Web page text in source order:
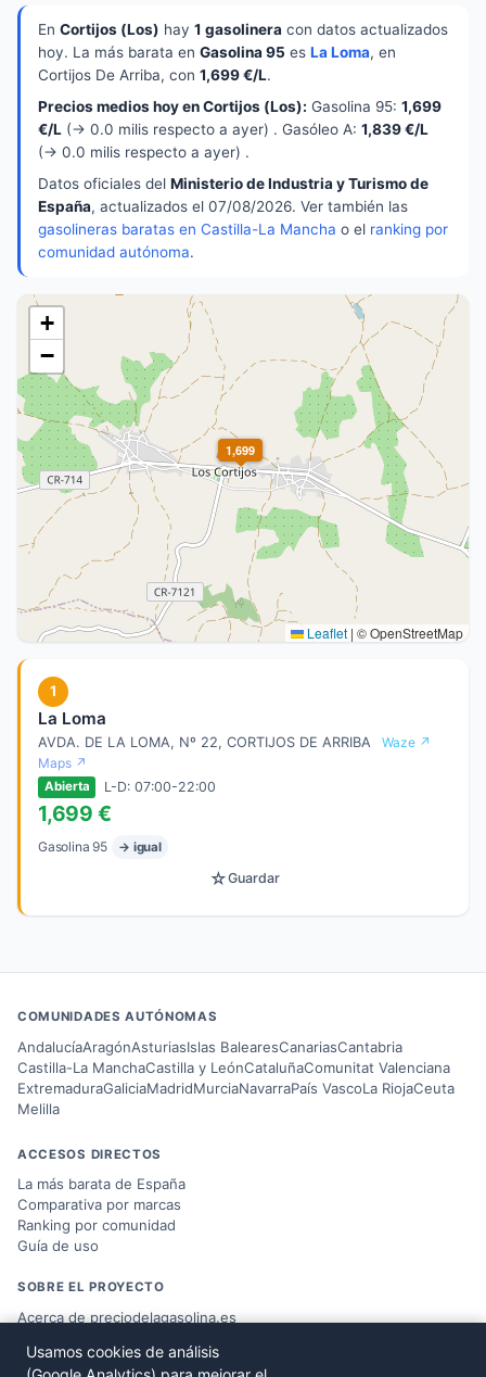
En Cortijos (Los) hay 1 gasolinera con datos actualizados
hoy. La más barata en Gasolina 95 es La Loma, en
Cortijos De Arriba, con 1,699 €/L.
Precios medios hoy en Cortijos (Los): Gasolina 95: 1,699
€/L (→ 0.0 milis respecto a ayer) . Gasóleo A: 1,839 €/L
(→ 0.0 milis respecto a ayer) .
Datos oficiales del Ministerio de Industria y Turismo de
España, actualizados el 07/08/2026. Ver también las
gasolineras baratas en Castilla-La Mancha o el ranking por
comunidad autónoma.
1,699
+
−
Leaflet | © OpenStreetMap
1
La Loma
AVDA. DE LA LOMA, Nº 22, CORTIJOS DE ARRIBA
Waze ↗
Maps ↗
Abierta L-D: 07:00-22:00
1,699 €
Gasolina 95 → igual
☆Guardar
COMUNIDADES AUTÓNOMAS
AndalucíaAragónAsturiasIslas BalearesCanariasCantabria
Castilla-La ManchaCastilla y LeónCataluñaComunitat Valenciana
ExtremaduraGaliciaMadridMurciaNavarraPaís VascoLa RiojaCeuta
Melilla
ACCESOS DIRECTOS
La más barata de España
Comparativa por marcas
Ranking por comunidad
Guía de uso
SOBRE EL PROYECTO
Acerca de preciodelagasolina.es
Datos del Ministerio MITERD
Usamos cookies de análisis